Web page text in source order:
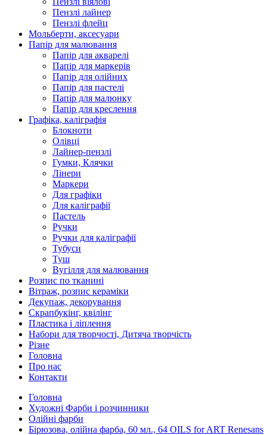
Пензлі лайнер
Пензлі флейц
Мольберти, аксесуари
Папір для малювання
Папір для акварелі
Папір для маркерів
Папір для олійних
Папір для пастелі
Папір для малюнку
Папір для креслення
Графіка, каліграфія
Блокноти
Олівці
Лайнер-пензлі
Гумки, Клячки
Лінери
Маркери
Для графіки
Для каліграфії
Пастель
Ручки
Ручки для каліграфії
Тубуси
Туш
Вугілля для малювання
Розпис по тканині
Вітраж, розпис кераміки
Декупаж, декорування
Скрапбукінг, квілінг
Пластика і ліплення
Набори для творчості, Дитяча творчість
Різне
Головна
Про нас
Контакти
Головна
Художні Фарби і розчинники
Олійні фарби
Бірюзова, олійна фарба, 60 мл., 64 OILS for ART Renesans